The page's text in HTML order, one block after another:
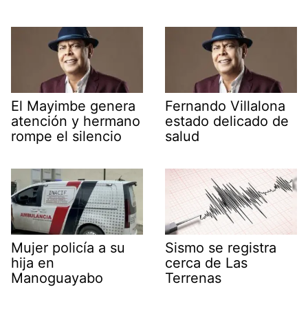
El Mayimbe genera
atención y hermano
rompe el silencio
Fernando Villalona
estado delicado de
salud
Mujer policía a su
hija en
Manoguayabo
Sismo se registra
cerca de Las
Terrenas